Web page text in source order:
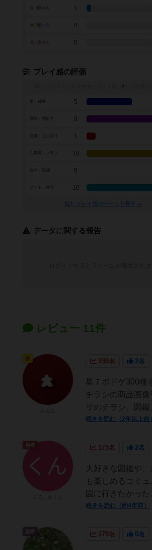
1
0
0
プレイ感の評価
※
5
戦略・判断力 9
1
10
0
アート・外見 10
似たプレイ感のゲームを探す→
データに関する報告
レビュー 11件
298名 2名
星７ボドゲ300種
チラシの商品画
ザのチラシ、図
続きを読む（2年以上前）
173名 2名
大好きな図鑑や
も楽しめるコミ
園に行きたかっ
続きを読む（約4年前）
勇者
178名 0名
皇帝